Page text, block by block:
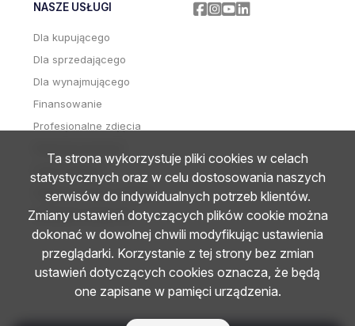
NASZE USŁUGI
Dla kupującego
Dla sprzedającego
Dla wynajmującego
Finansowanie
Profesjonalne zdjęcia
Zdjęcia i wideo z drona
Wirtualne wizyty 3D
Facebook
Facebook
Facebook
Facebook
Ta strona wykorzystuje pliki cookies w celach
statystycznych oraz w celu dostosowania naszych
serwisów do indywidualnych potrzeb klientów.
Zmiany ustawień dotyczących plików cookie można
dokonać w dowolnej chwili modyfikując ustawienia
przeglądarki. Korzystanie z tej strony bez zmian
ustawień dotyczących cookies oznacza, że będą
one zapisane w pamięci urządzenia.